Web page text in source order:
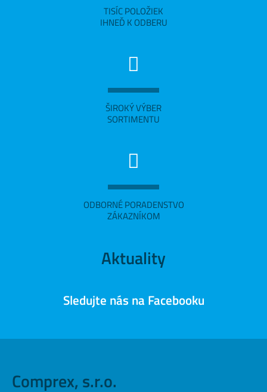
TISÍC POLOŽIEK
IHNEĎ K ODBERU
ŠIROKÝ VÝBER
SORTIMENTU
ODBORNÉ PORADENSTVO
ZÁKAZNÍKOM
Aktuality
Sledujte nás na Facebooku
Comprex, s.r.o.